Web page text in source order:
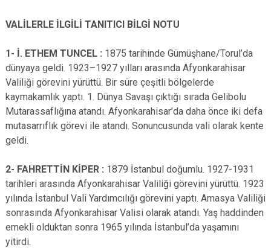
VALİLERLE İLGİLİ TANITICI BİLGİ NOTU
1- İ. ETHEM TUNCEL : 1875 tarihinde Gümüşhane/Torul’da
dünyaya geldi. 1923–1927 yılları arasında Afyonkarahisar
Valiliği görevini yürüttü. Bir süre çeşitli bölgelerde
kaymakamlık yaptı. 1. Dünya Savaşı çıktığı sırada Gelibolu
Mutarassaflığına atandı. Afyonkarahisar’da daha önce iki defa
mutasarrıflık görevi ile atandı. Sonuncusunda vali olarak kente
geldi.
2- FAHRETTİN KİPER : 1879 İstanbul doğumlu. 1927-1931
tarihleri arasında Afyonkarahisar Valiliği görevini yürüttü. 1923
yılında İstanbul Vali Yardımcılığı görevini yaptı. Amasya Valiliği
sonrasında Afyonkarahisar Valisi olarak atandı. Yaş haddinden
emekli olduktan sonra 1965 yılında İstanbul’da yaşamını
yitirdi.